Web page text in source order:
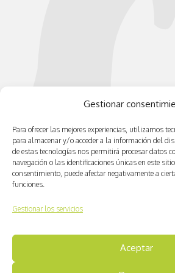
Gestionar
Para ofrecer las mejores experiencias, utilizamos
para almacenar y/o acceder a la información del
de estas tecnologías nos permitirá procesar datos
navegación o las identificaciones únicas en este
consentimiento, puede afectar negativamente a
funciones.
Gestionar los servicios
Aceptar